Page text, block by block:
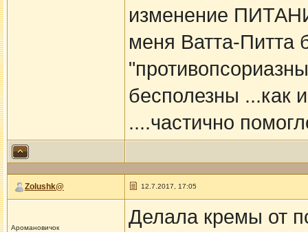
изменение
меня Ватта-Питта
бесполезны ...как
....частично
Zolushk@ 12.7.2017, 17:05
Аромановичок
Делала кремы от